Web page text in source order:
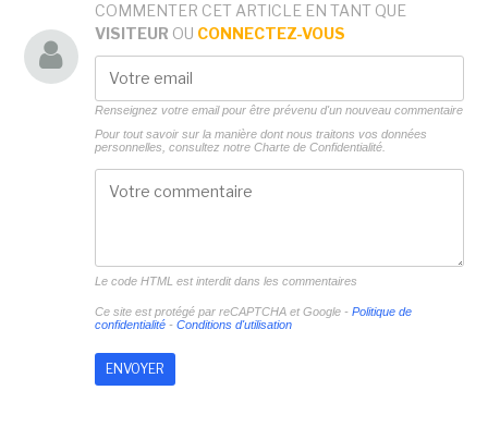
COMMENTER CET ARTICLE EN TANT QUE
VISITEUR OU CONNECTEZ-VOUS
Renseignez votre email pour être prévenu d'un nouveau commentaire
Pour tout savoir sur la manière dont nous traitons vos données
personnelles, consultez notre Charte de Confidentialité.
Le code HTML est interdit dans les commentaires
Ce site est protégé par reCAPTCHA et Google - Politique de
confidentialité- Conditions d'utilisation